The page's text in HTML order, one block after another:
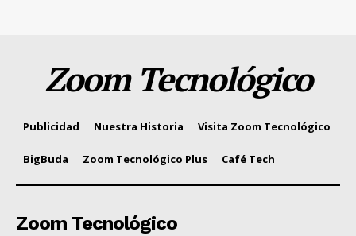
Zoom Tecnológico
Publicidad Nuestra Historia Visita Zoom Tecnológico
BigBuda Zoom Tecnológico Plus Café Tech
Zoom Tecnológico